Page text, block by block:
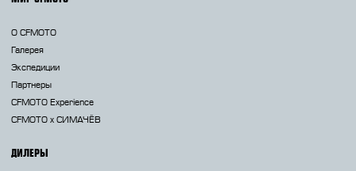
О CFMOTO
Галерея
Экспедиции
Партнеры
CFMOTO Experience
CFMOTO х СИМАЧЁВ
ДИЛЕРЫ